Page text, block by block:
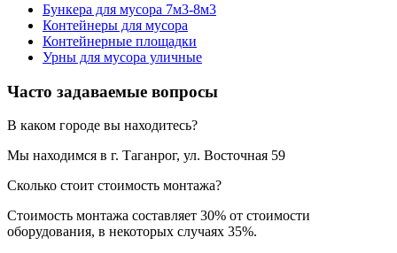
Бункера для мусора 7м3-8м3
Контейнеры для мусора
Контейнерные площадки
Урны для мусора уличные
Часто задаваемые вопросы
В каком городе вы находитесь?
Мы находимся в г. Таганрог, ул. Восточная 59
Сколько стоит стоимость монтажа?
Стоимость монтажа составляет 30% от стоимости
оборудования, в некоторых случаях 35%.